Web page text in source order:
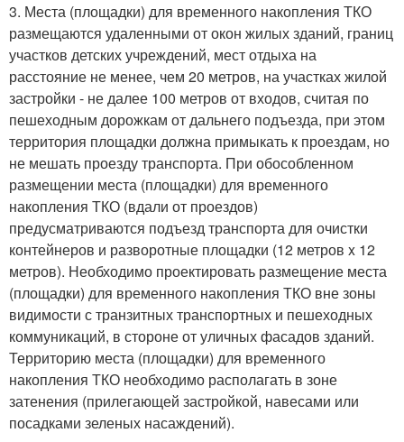
3. Места (площадки) для временного накопления ТКО
размещаются удаленными от окон жилых зданий, границ
участков детских учреждений, мест отдыха на
расстояние не менее, чем 20 метров, на участках жилой
застройки - не далее 100 метров от входов, считая по
пешеходным дорожкам от дальнего подъезда, при этом
территория площадки должна примыкать к проездам, но
не мешать проезду транспорта. При обособленном
размещении места (площадки) для временного
накопления ТКО (вдали от проездов)
предусматриваются подъезд транспорта для очистки
контейнеров и разворотные площадки (12 метров x 12
метров). Необходимо проектировать размещение места
(площадки) для временного накопления ТКО вне зоны
видимости с транзитных транспортных и пешеходных
коммуникаций, в стороне от уличных фасадов зданий.
Территорию места (площадки) для временного
накопления ТКО необходимо располагать в зоне
затенения (прилегающей застройкой, навесами или
посадками зеленых насаждений).